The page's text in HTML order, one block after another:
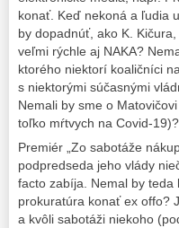
konať. Keď nekoná a ľudia
by dopadnúť, ako K.
veľmi rýchle aj NAKA?
ktorého niektorí koaličníci
s niektorými súčasnými
Nemali by sme o
toľko mŕtvych na Covid-19)?
Premiér „Zo sabotáže
podpredseda jeho vlády
facto zabíja. Nemal by teda
prokuratúra konať ex offo?
a kvôli sabotáži niekoho